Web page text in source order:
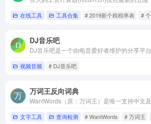
在线工具 工具合集 # 2019新个税税率表 #
DJ音乐吧
视频音频 # DJ音乐吧
万词王反向词典
文字工具 查询检测 # WantWords # 万词王